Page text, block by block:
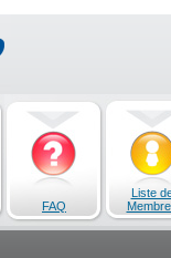
FAQ
Liste